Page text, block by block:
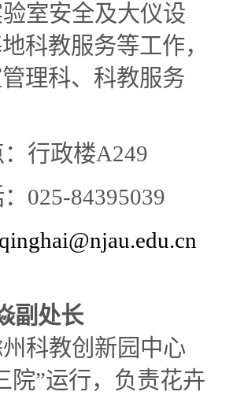
室安全及大仪设
科教服务等工作，
理科、科教服务
行政楼A249
025-84395039
qinghai@njau.edu.cn
副处长
科教创新园 中心
院”运行，负责花卉